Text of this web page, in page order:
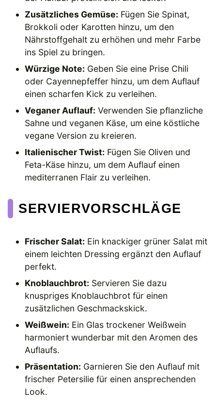
Zusätzliches Gemüse: Fügen Sie Spinat,
Brokkoli oder Karotten hinzu, um den
Nährstoffgehalt zu erhöhen und mehr Farbe
ins Spiel zu bringen.
Würzige Note: Geben Sie eine Prise Chili
oder Cayennepfeffer hinzu, um dem Auflauf
einen scharfen Kick zu verleihen.
Veganer Auflauf: Verwenden Sie pflanzliche
Sahne und veganen Käse, um eine köstliche
vegane Version zu kreieren.
Italienischer Twist: Fügen Sie Oliven und
Feta-Käse hinzu, um dem Auflauf einen
mediterranen Flair zu verleihen.
SERVIERVORSCHLÄGE
Frischer Salat: Ein knackiger grüner Salat mit
einem leichten Dressing ergänzt den Auflauf
perfekt.
Knoblauchbrot: Servieren Sie dazu
knuspriges Knoblauchbrot für einen
zusätzlichen Geschmackskick.
Weißwein: Ein Glas trockener Weißwein
harmoniert wunderbar mit den Aromen des
Auflaufs.
Präsentation: Garnieren Sie den Auflauf mit
frischer Petersilie für einen ansprechenden
Look.